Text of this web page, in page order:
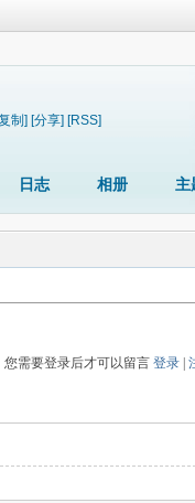
制] [分享] [RSS]
日志 相册 主
您需要登录后才可以留言登录 |